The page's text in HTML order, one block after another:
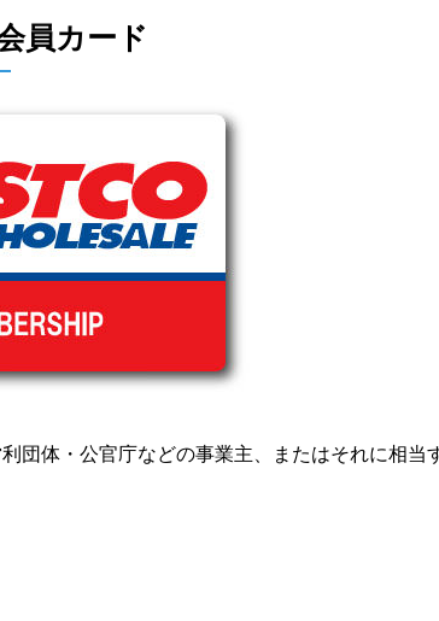
員カード
団体・公官庁などの事業主、またはそれに相当